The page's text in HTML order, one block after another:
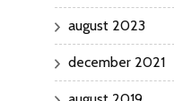
august 2023
december 2021